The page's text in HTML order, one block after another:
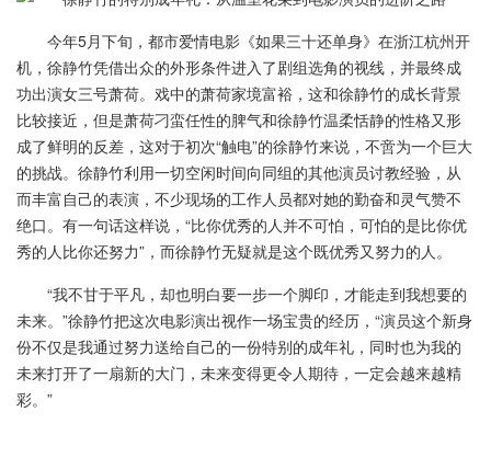
今年5月下旬，都市爱情电影《如果三十还单身》在浙江杭州开
机，徐静竹凭借出众的外形条件进入了剧组选角的视线，并最终成
功出演女三号萧荷。戏中的萧荷家境富裕，这和徐静竹的成长背景
比较接近，但是萧荷刁蛮任性的脾气和徐静竹温柔恬静的性格又形
成了鲜明的反差，这对于初次“触电”的徐静竹来说，不啻为一个巨大
的挑战。徐静竹利用一切空闲时间向同组的其他演员讨教经验，从
而丰富自己的表演，不少现场的工作人员都对她的勤奋和灵气赞不
绝口。有一句话这样说，“比你优秀的人并不可怕，可怕的是比你优
秀的人比你还努力”，而徐静竹无疑就是这个既优秀又努力的人。
“我不甘于平凡，却也明白要一步一个脚印，才能走到我想要的
未来。”徐静竹把这次电影演出视作一场宝贵的经历，“演员这个新身
份不仅是我通过努力送给自己的一份特别的成年礼，同时也为我的
未来打开了一扇新的大门，未来变得更令人期待，一定会越来越精
彩。”